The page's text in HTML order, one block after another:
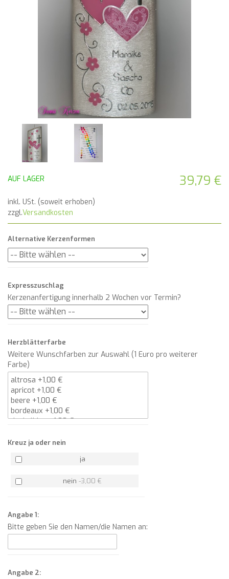
39,79 €
AUF LAGER
inkl. USt. (soweit erhoben)
zzgl.Versandkosten
Alternative Kerzenformen
Expresszuschlag
Kerzenanfertigung innerhalb 2 Wochen vor Termin?
Herzblätterfarbe
Weitere Wunschfarben zur Auswahl (1 Euro pro weiterer
Farbe)
Kreuz ja oder nein
ja
nein-3,00 €
Angabe 1:
Bitte geben Sie den Namen/die Namen an:
Angabe 2: